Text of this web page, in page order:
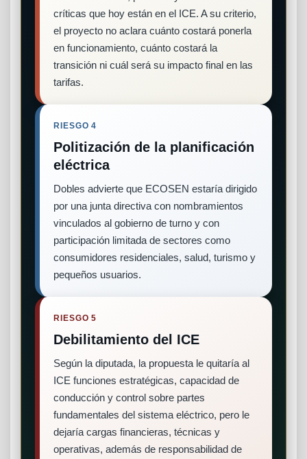
críticas que hoy están en el ICE. A su criterio,
el proyecto no aclara cuánto costará ponerla
en funcionamiento, cuánto costará la
transición ni cuál será su impacto final en las
tarifas.
RIESGO 4
Politización de la planificación
eléctrica
Dobles advierte que ECOSEN estaría dirigido
por una junta directiva con nombramientos
vinculados al gobierno de turno y con
participación limitada de sectores como
consumidores residenciales, salud, turismo y
pequeños usuarios.
RIESGO 5
Debilitamiento del ICE
Según la diputada, la propuesta le quitaría al
ICE funciones estratégicas, capacidad de
conducción y control sobre partes
fundamentales del sistema eléctrico, pero le
dejaría cargas financieras, técnicas y
operativas, además de responsabilidad de